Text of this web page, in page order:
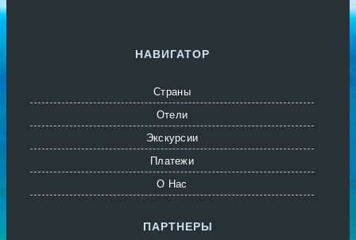
НАВИГАТОР
Страны
Отели
Экскурсии
Платежи
О Нас
ПАРТНЕРЫ